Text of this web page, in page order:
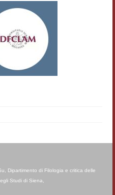
Dipartimento di Filologia e critica delle
Studi di Siena,